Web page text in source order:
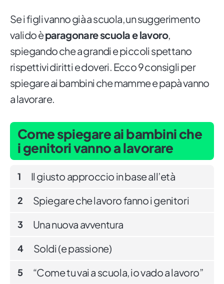
Se i figli vanno già a scuola, un suggerimento
valido èparagonare scuola e lavoro,
spiegando che a grandi e piccoli spettano
rispettivi diritti e doveri. Ecco 9 consigli per
spiegare ai bambini che mamme e papà vanno
a lavorare.
Come spiegare ai bambini che
i genitori vanno a lavorare
1 Il giusto approccio in base all’età
2 Spiegare che lavoro fanno i genitori
3 Una nuova avventura
4 Soldi (e passione)
5 “Come tu vai a scuola, io vado a lavoro”